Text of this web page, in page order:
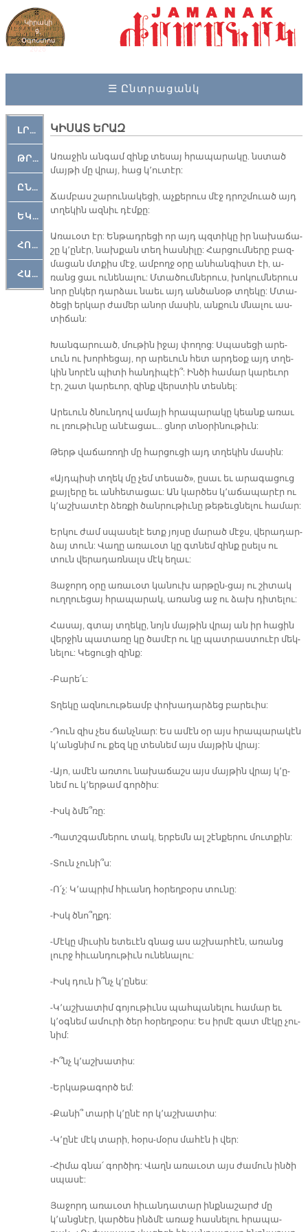
Կիրակի
9,
Օգոստոս
2026
☰ Ընտրացանկ
ԼՐԱՀՈՍ
ԹՐՔԱՀԱՅ ԿԵԱՆՔ
ԸՆԿԵՐԱՄՇԱԿՈՒԹԱՅԻՆ
ԵԿԵՂԵՑԱԿԱՆ
ՀՈԳԵՄՏԱՒՈՐ
ՀԱՐԹԱԿ
ԿԻՍԱՏ ԵՐԱԶ
Ա­ռա­ջին ան­գամ զինք տե­սայ հրա­պա­րա­կը. նստած
մայ­թի մը վրայ, հաց կ՚ու­տէր:
Ճամ­բաս շա­րու­նա­կե­ցի, աչ­քե­րուս մէջ դրոշ­մուած այդ
տղե­կին ազ­նիւ դէմ­քը:
Ա­ռա­ւօտ էր: Են­թադ­րե­ցի որ այդ պզտի­կը իր նա­խա­ճա­
շը կ՚ը­նէր, նախ­քան տեղ հաս­նի­լը: Հար­ցում­նե­րը բազ­
մա­ցան մտքիս մէջ, ամ­բողջ օ­րը ան­հան­գիստ էի, ա­
ռանց ցաւ ու­նե­նա­լու: Մտա­ծում­նե­րուս, խո­կում­նե­րուս
նոր ըն­կեր դար­ձաւ նաեւ այդ ան­ծա­նօթ տղե­կը: Մտա­
ծե­ցի եր­կար ժա­մեր ա­նոր մա­սին, ան­քուն մնա­լու աս­
տի­ճան:
Խան­գա­րուած, մու­թին ի­ջայ փո­ղոց: Սպա­սե­ցի ա­րե­
ւուն ու խոր­հե­ցայ, որ ա­րե­ւուն հետ ար­դեօք այդ տղե­
կին նո­րէն պի­տի հան­դի­պէի՞: Ին­ծի հա­մար կա­րե­ւոր
էր, շատ կա­րե­ւոր, զինք վերս­տին տես­նել:
Ա­րե­ւուն ծնուն­դով ա­մա­յի հրա­պա­րա­կը կեանք ա­ռաւ
ու լռու­թիւ­նը ա­նէա­ցաւ... ցնոր տնօ­րի­նու­թիւն:
Թերթ վա­ճա­ռո­ղի մը հար­ցու­ցի այդ տղե­կին մա­սին:
«Այդ­պի­սի տղեկ մը չեմ տե­սա­ծ», ը­սաւ եւ ա­րա­գա­ցուց
քայ­լե­րը եւ ան­հե­տա­ցաւ: Ան կար­ծես կ՚ա­ճա­պա­րէր ու
կ՚աշ­խա­տէր ձեռ­քի ծան­րու­թիւ­նը թե­թեւց­նե­լու հա­մար:
Եր­կու ժամ սպա­սե­լէ ետք յոյ­սը մա­րած մէջս, վե­րա­դար­
ձայ տուն: Վա­ղը ա­ռա­ւօտ կը գտնեմ զինք ը­սելս ու
տուն վե­րա­դառ­նալս մէկ ե­ղաւ:
Յա­ջորդ օ­րը ա­ռա­ւօտ կա­նուխ արթըն-ցայ ու շի­տակ
ուղ­ղուե­ցայ հրա­պա­րակ, ա­ռանց աջ ու ձախ դի­տե­լու:
Հա­սայ, գտայ տղե­կը, նոյն մայ­թին վրայ ան իր հա­ցին
վեր­ջին պա­տա­ռը կը ծա­մէր ու կը պատ­րաս­տուէր մեկ­
նե­լու: Կե­ցու­ցի զինք:
-Բա­րե՛ւ:
Տղե­կը ազ­նուու­թեամբ փո­խա­դար­ձեց բա­րե­ւիս:
-Դուն զիս չես ճանչ­նար: Ես ա­մէն օր այս հրա­պա­րա­կէն
կ՚անց­նիմ ու քեզ կը տես­նեմ այս մայ­թին վրայ:
-Ա­յո, ա­մէն առ­տու նա­խա­ճաշս այս մայ­թին վրայ կ՚ը­
նեմ ու կ՚եր­թամ գոր­ծիս:
-Իսկ ձմե՞­ռը:
-Պատշ­գամ­նե­րու տակ, եր­բեմն ալ շէն­քե­րու մուտ­քին:
-Տուն չու­նի՞ս:
-Ո՛չ: Կ՚ապ­րիմ հի­ւանդ հօ­րեղ­բօրս տու­նը:
-Իսկ ծնո՞ղքդ:
-Մէ­կը միւ­սին ե­տե­ւէն գնաց աս աշ­խար­հէն, ա­ռանց
լուրջ հի­ւան­դու­թիւն ու­նե­նա­լու:
-Իսկ դուն ի՞նչ կ՚ը­նես:
-Կ՚աշ­խա­տիմ գո­յու­թիւնս պահ­պա­նե­լու հա­մար եւ
կ՚օգ­նեմ ա­մու­րի ծեր հօ­րեղ­բօրս: Ես իր­մէ զատ մէ­կը չու­
նիմ:
-Ի՞նչ կ՚աշ­խա­տիս:
-Եր­կա­թա­գործ եմ:
-Քա­նի՞ տա­րի կ՚ը­նէ որ կ՚աշ­խա­տիս:
-Կ՚ը­նէ մէկ տա­րի, հօրս-մօրս մա­հէն ի վեր:
-Հի­մա գնա՛ գոր­ծիդ: Վաղն ա­ռա­ւօտ այս ժա­մուն ին­ծի
սպա­սէ:
Յա­ջորդ ա­ռա­ւօտ հի­ւան­դա­տար ինք­նա­շարժ մը
կ՚անց­նէր, կար­ծես ինձ­մէ ա­ռաջ հաս­նե­լու հրա­պա­